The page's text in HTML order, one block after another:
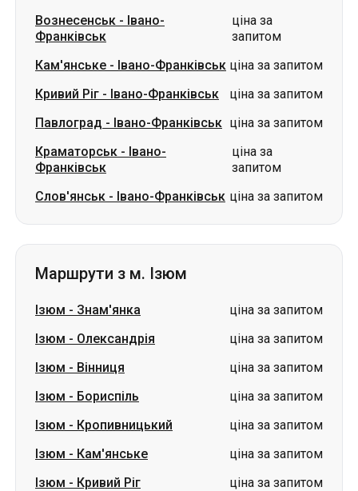
Вознесенськ - Івано-
Франківськ
ціна за
запитом
Кам'янське - Івано-Франківськ ціна за запитом
Кривий Ріг - Івано-Франківськ
ціна за запитом
Павлоград - Івано-Франківськ ціна за запитом
Краматорськ - Івано-
Франківськ
ціна за
запитом
Слов'янськ - Івано-Франківськ ціна за запитом
Маршрути з м. Ізюм
Ізюм - Знам'янка
ціна за запитом
Ізюм - Олександрія
ціна за запитом
Ізюм - Вінниця
ціна за запитом
Ізюм - Бориспіль
ціна за запитом
Ізюм - Кропивницький
ціна за запитом
Ізюм - Кам'янське
ціна за запитом
Ізюм - Кривий Ріг
ціна за запитом